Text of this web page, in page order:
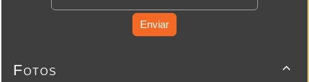
Enviar

Fotos